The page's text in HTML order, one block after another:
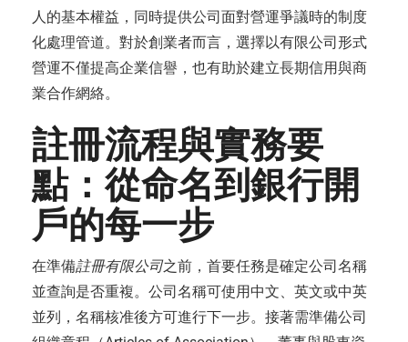
人的基本權益，同時提供公司面對營運爭議時的制度
化處理管道。對於創業者而言，選擇以有限公司形式
營運不僅提高企業信譽，也有助於建立長期信用與商
業合作網絡。
註冊流程與實務要
點：從命名到銀行開
戶的每一步
在準備註冊有限公司之前，首要任務是確定公司名稱
並查詢是否重複。公司名稱可使用中文、英文或中英
並列，名稱核准後方可進行下一步。接著需準備公司